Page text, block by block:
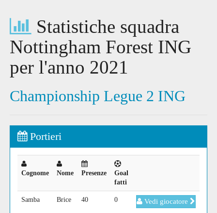
Statistiche squadra
Nottingham Forest ING
per l'anno 2021
Championship Legue 2 ING
Portieri
Cognome Nome Presenze
Goal
fatti
Samba Brice 40 0 Vedi giocatore